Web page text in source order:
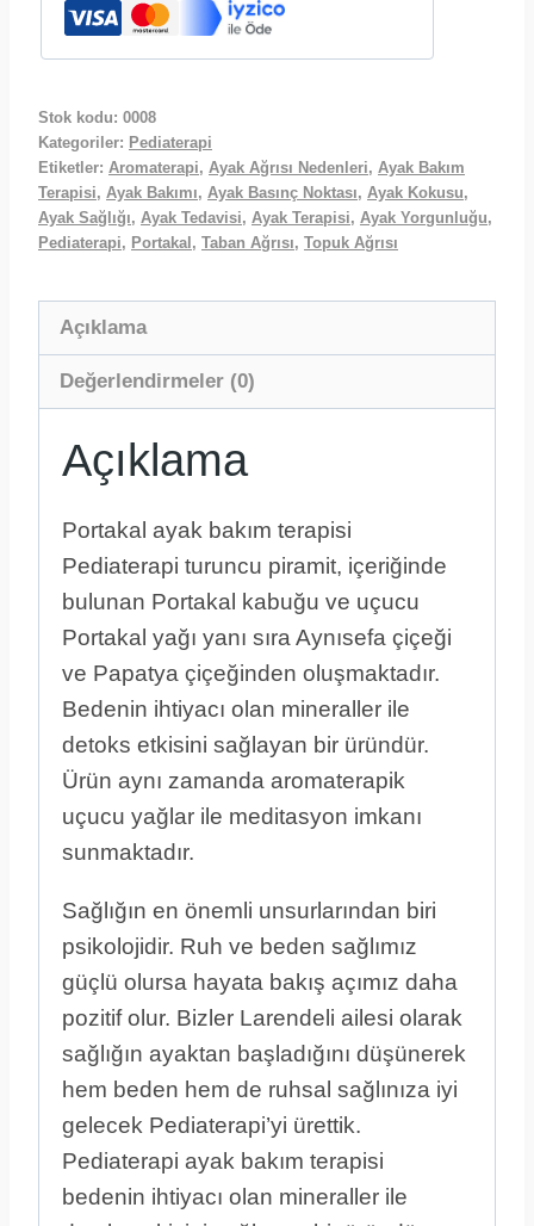
Stok kodu: 0008
Kategoriler: Pediaterapi
Etiketler: Aromaterapi, Ayak Ağrısı Nedenleri, Ayak Bakım
Terapisi, Ayak Bakımı, Ayak Basınç Noktası, Ayak Kokusu,
Ayak Sağlığı, Ayak Tedavisi, Ayak Terapisi, Ayak Yorgunluğu,
Pediaterapi, Portakal, Taban Ağrısı, Topuk Ağrısı
Açıklama
Değerlendirmeler (0)
Açıklama
Portakal ayak bakım terapisi
Pediaterapi turuncu piramit, içeriğinde
bulunan Portakal kabuğu ve uçucu
Portakal yağı yanı sıra Aynısefa çiçeği
ve Papatya çiçeğinden oluşmaktadır.
Bedenin ihtiyacı olan mineraller ile
detoks etkisini sağlayan bir üründür.
Ürün aynı zamanda aromaterapik
uçucu yağlar ile meditasyon imkanı
sunmaktadır.
Sağlığın en önemli unsurlarından biri
psikolojidir. Ruh ve beden sağlımız
güçlü olursa hayata bakış açımız daha
pozitif olur. Bizler Larendeli ailesi olarak
sağlığın ayaktan başladığını düşünerek
hem beden hem de ruhsal sağlınıza iyi
gelecek Pediaterapi’yi ürettik.
Pediaterapi ayak bakım terapisi
bedenin ihtiyacı olan mineraller ile